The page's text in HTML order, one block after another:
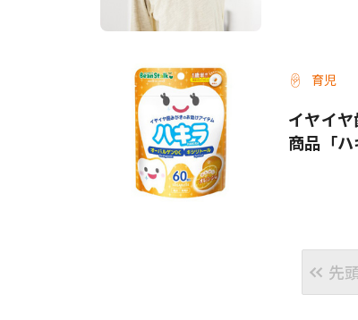
育児
イヤイ
商品「
先